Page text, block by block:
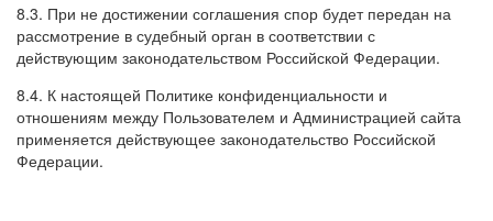
8.3. При не достижении соглашения спор будет передан на
рассмотрение в судебный орган в соответствии с
действующим законодательством Российской Федерации.
8.4. К настоящей Политике конфиденциальности и
отношениям между Пользователем и Администрацией сайта
применяется действующее законодательство Российской
Федерации.